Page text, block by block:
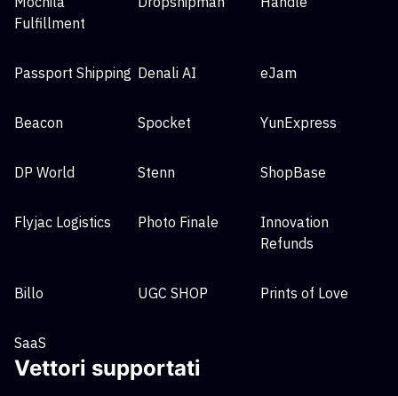
Fulfillment
Passport Shipping Denali AI eJam
Beacon Spocket YunExpress
DP World Stenn ShopBase
Flyjac Logistics Photo Finale
Innovation
Refunds
Billo UGC SHOP Prints of Love
SaaS
Vettori supportati